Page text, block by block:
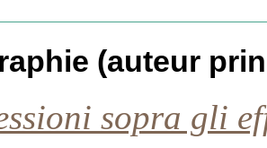
(auteur
sopra gli